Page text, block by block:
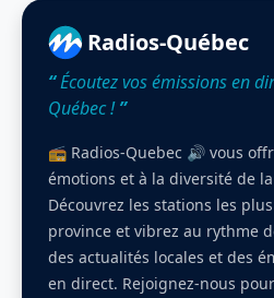
Radios-Québec
“Écoutez vos émissions en
Québec !”
📻 Radios-Quebec 🔊 vous
émotions et à la diversité de
Découvrez les stations les
province et vibrez au rythme
des actualités locales et des
en direct. Rejoignez-nous